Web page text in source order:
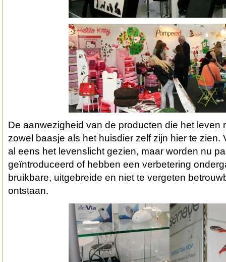
De aanwezigheid van de producten die het leven
zowel baasje als het huisdier zelf zijn hier te zien.
al eens het levenslicht gezien, maar worden nu
geïntroduceerd of hebben een verbetering
bruikbare, uitgebreide en niet te vergeten
ontstaan.